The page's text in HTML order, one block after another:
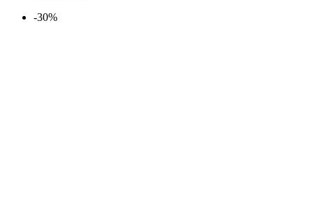
-30%